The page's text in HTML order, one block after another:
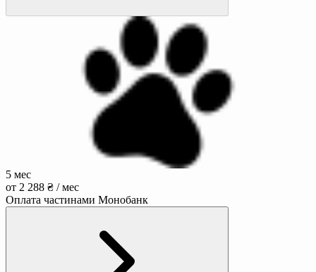
5 мес
от 2 288 ₴ / мес
Оплата частинами Монобанк